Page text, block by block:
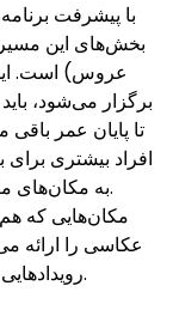
با پیشرفت
بخش‌های این
عروس) است.
برگزار می‌شود،
تا پایان عمر
افراد بیشتری
به مکان‌های مفهومی و خلاقانه در آنتالیا روی می‌آورند.
مکان‌هایی که
عکاسی را ارائه
رویدادهایی واقعاً فراموش‌نشدنی تبدیل می‌کنند.